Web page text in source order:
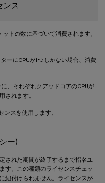
トの数に基づいて消費されます。
ーにCPUが1つしかない場合、消費
、それぞれクアッドコアのCPUが
されます。
ンスを使用します。
ー)
された期間が終了するまで指名ユ
す。この種類のライセンスチェッ
紐付けられません。ライセンスが